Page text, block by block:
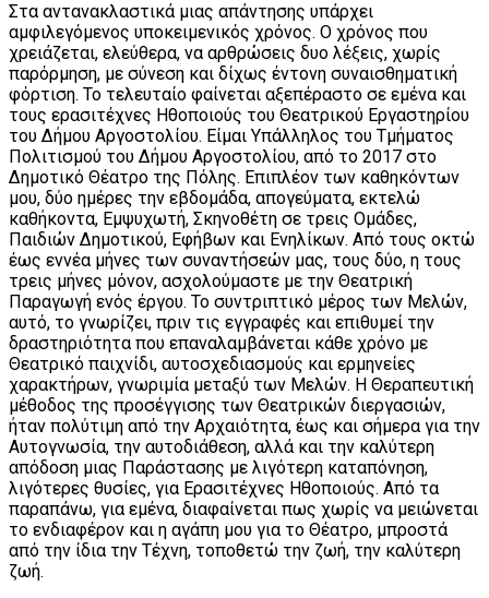
Στα αντανακλαστικά μιας απάντησης υπάρχει
αμφιλεγόμενος υποκειμενικός χρόνος. Ο χρόνος που
χρειάζεται, ελεύθερα, να αρθρώσεις δυο λέξεις, χωρίς
παρόρμηση, με σύνεση και δίχως έντονη συναισθηματική
φόρτιση. Το τελευταίο φαίνεται αξεπέραστο σε εμένα και
τους ερασιτέχνες Ηθοποιούς του Θεατρικού Εργαστηρίου
του Δήμου Αργοστολίου. Είμαι Υπάλληλος του Τμήματος
Πολιτισμού του Δήμου Αργοστολίου, από το 2017 στο
Δημοτικό Θέατρο της Πόλης. Επιπλέον των καθηκόντων
μου, δύο ημέρες την εβδομάδα, απογεύματα, εκτελώ
καθήκοντα, Εμψυχωτή, Σκηνοθέτη σε τρεις Ομάδες,
Παιδιών Δημοτικού, Εφήβων και Ενηλίκων. Από τους οκτώ
έως εννέα μήνες των συναντήσεών μας, τους δύο, η τους
τρεις μήνες μόνον, ασχολούμαστε με την Θεατρική
Παραγωγή ενός έργου. Το συντριπτικό μέρος των Μελών,
αυτό, το γνωρίζει, πριν τις εγγραφές και επιθυμεί την
δραστηριότητα που επαναλαμβάνεται κάθε χρόνο με
Θεατρικό παιχνίδι, αυτοσχεδιασμούς και ερμηνείες
χαρακτήρων, γνωριμία μεταξύ των Μελών. Η Θεραπευτική
μέθοδος της προσέγγισης των Θεατρικών διεργασιών,
ήταν πολύτιμη από την Αρχαιότητα, έως και σήμερα για την
Αυτογνωσία, την αυτοδιάθεση, αλλά και την καλύτερη
απόδοση μιας Παράστασης με λιγότερη καταπόνηση,
λιγότερες θυσίες, για Ερασιτέχνες Ηθοποιούς. Από τα
παραπάνω, για εμένα, διαφαίνεται πως χωρίς να μειώνεται
το ενδιαφέρον και η αγάπη μου για το Θέατρο, μπροστά
από την ίδια την Τέχνη, τοποθετώ την ζωή, την καλύτερη
ζωή.